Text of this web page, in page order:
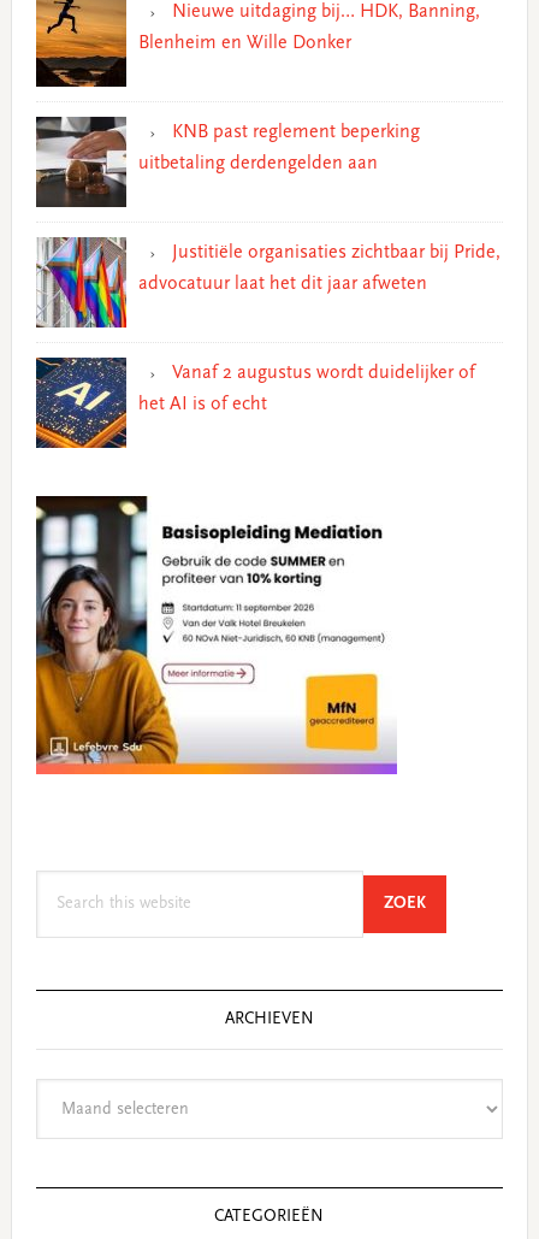
Nieuwe uitdaging bij… HDK, Banning,
Blenheim en Wille Donker
KNB past reglement beperking
uitbetaling derdengelden aan
Justitiële organisaties zichtbaar bij Pride,
advocatuur laat het dit jaar afweten
Vanaf 2 augustus wordt duidelijker of
het AI is of echt
ZOEKSEARCH
ARCHIEVEN
CATEGORIEËN